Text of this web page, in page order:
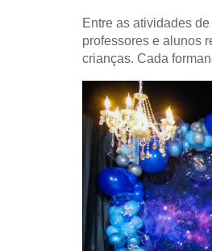
Entre as atividades
professores e alunos
crianças. Cada